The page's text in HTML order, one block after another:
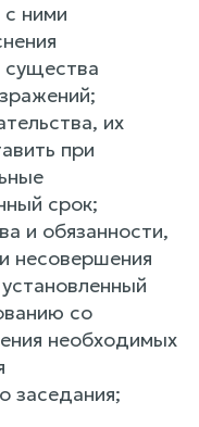
ними
существа
их
при
срок;
и обязанности,
несовершения
со
необходимых
заседания;